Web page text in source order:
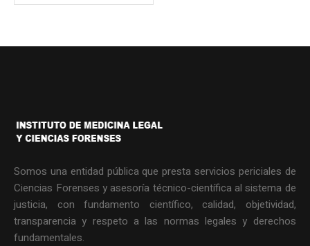
Somos una entidad pública que presta servicios periciales de
Ciencias Forenses y asesoría técnico-científica al sistema de
justicia, con fundamento científico, calidad, objetividad,
transparencia y respeto a las normas legales y derechos
fundamentales.